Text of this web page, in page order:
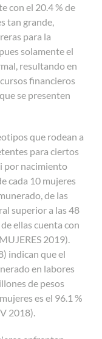
con el 20.4 % de
tan grande,
para la
solamente el
resultando en
financieros
se presenten
que rodean a
para ciertos
por nacimiento
cada 10 mujeres
de las
superior a las 48
ellas cuenta con
2019).
indican que el
en labores
de pesos
es el 96.1 %
2018).